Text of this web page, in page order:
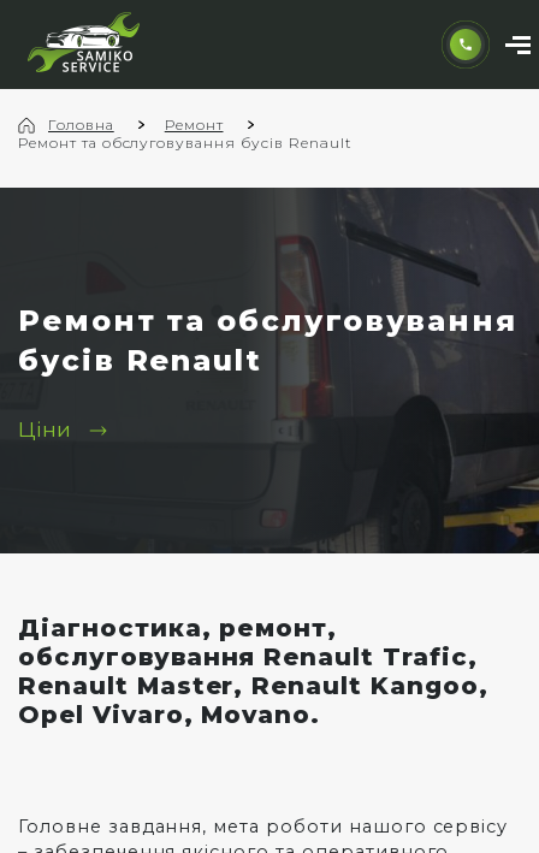
Головна
Ремонт
Ремонт та обслуговування бусів Renault
Ремонт та обслуговування
бусів Renault
Ціни
Діагностика, ремонт,
обслуговування Renault Trafic,
Renault Master, Renault Kangoo,
Opel Vivaro, Movano.
Головне завдання, мета роботи нашого сервісу